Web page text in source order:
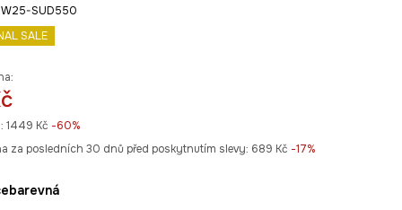
SUD550
SALE
1449 Kč -60%
za posledních 30 dnů před poskytnutím slevy: 689 Kč -17%